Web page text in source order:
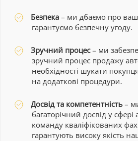
Безпека– ми дбаємо про
гарантуємо безпечну угоду.
Зручний процес– ми
зручний процес продажу
необхідності шукати
на додаткові процедури.
Досвід та компетентність–
багаторічний досвід у сфері
команду кваліфікованих
гарантують високу якість